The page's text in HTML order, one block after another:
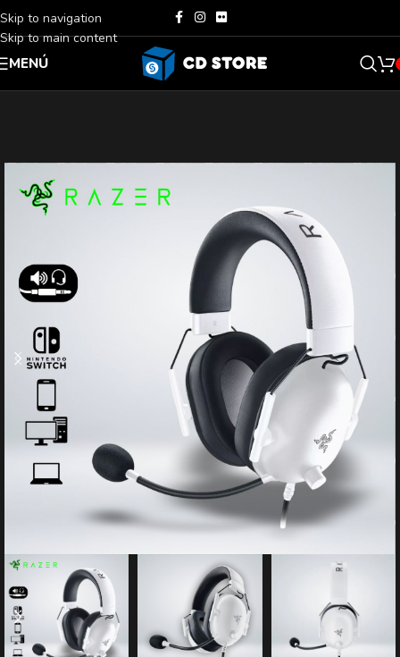
Skip to navigation
Skip to main content
MENÚ